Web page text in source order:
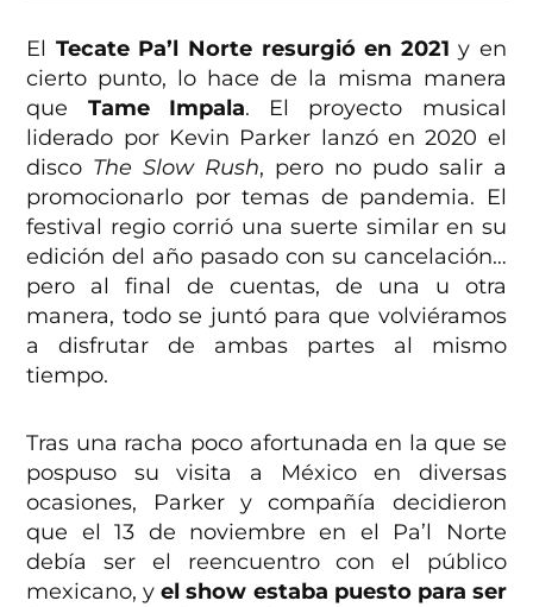
El Tecate Pa’l Norte resurgió en 2021 y en
cierto punto, lo hace de la misma manera
que Tame Impala. El proyecto musical
liderado por Kevin Parker lanzó en 2020 el
disco The Slow Rush, pero no pudo salir a
promocionarlo por temas de pandemia. El
festival regio corrió una suerte similar en su
edición del año pasado con su cancelación…
pero al final de cuentas, de una u otra
manera, todo se juntó para que volviéramos
a disfrutar de ambas partes al mismo
tiempo.
Tras una racha poco afortunada en la que se
pospuso su visita a México en diversas
ocasiones, Parker y compañía decidieron
que el 13 de noviembre en el Pa’l Norte
debía ser el reencuentro con el público
mexicano, yel show estaba puesto para ser